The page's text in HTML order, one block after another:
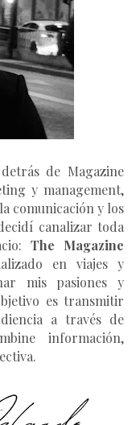
de Magazine
y management,
comunicación y los
canalizar toda
The Magazine
en viajes y
mis pasiones y
es transmitir
a través de
información,